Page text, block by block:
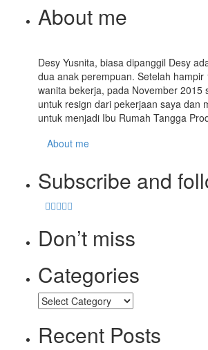
About me
Desy Yusnita, biasa dipanggil Desy
dua anak perempuan. Setelah hampir
wanita bekerja, pada November 2015
untuk resign dari pekerjaan saya dan
untuk menjadi Ibu Rumah Tangga
About me
Subscribe and
Don’t miss
Categories
Categories
Recent Posts